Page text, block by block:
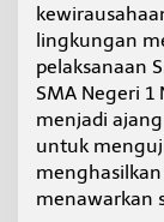
lingkungan
pelaksanaan
SMA Negeri
menjadi
untuk
menawarkan